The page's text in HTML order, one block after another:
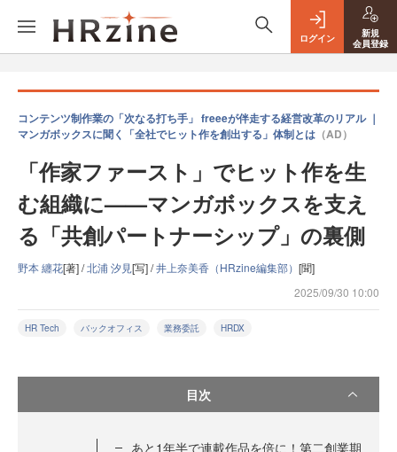
ログイン
新規
会員登録
コンテンツ制作業の「次なる打ち手」 freeeが伴走する経営改革のリアル ｜
マンガボックスに聞く「全社でヒット作を創出する」体制とは （AD）
「作家ファースト」でヒット作を生
む組織に——マンガボックスを支え
る「共創パートナーシップ」の裏側
野本 纏花[著] /北浦 汐見[写] /井上奈美香（HRzine編集部） [聞]
2025/09/30 10:00
HR Tech バックオフィス 業務委託 HRDX
目次
あと1年半で連載作品を倍に！第二創業期